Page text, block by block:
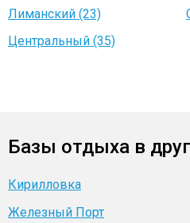
Лиманский (23)
Центральный (35)
Базы отдыха в
Кирилловка
Железный Порт